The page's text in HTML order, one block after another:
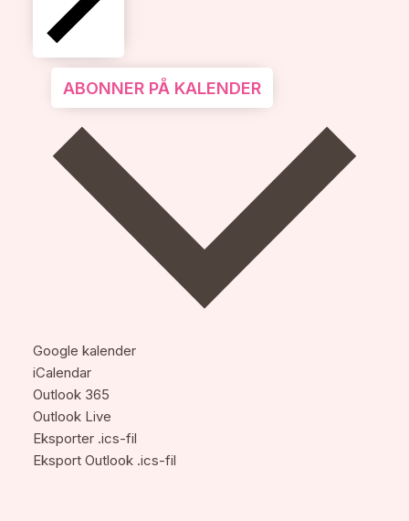
ABONNER PÅ KALENDER
Google kalender
iCalendar
Outlook 365
Outlook Live
Eksporter .ics-fil
Eksport Outlook .ics-fil